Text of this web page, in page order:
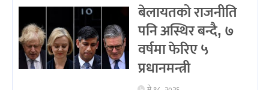
बेलायतको राजनीति
पनि अस्थिर बन्दै, ७
वर्षमा फेरिए ५
प्रधानमन्त्री